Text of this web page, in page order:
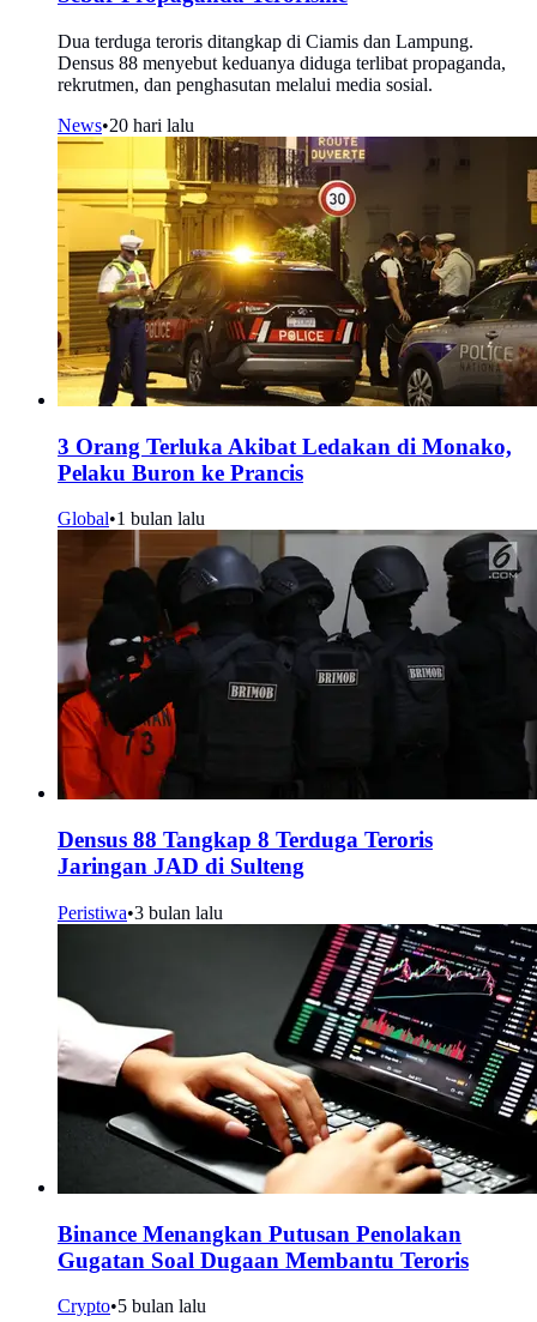
Dua terduga teroris ditangkap di Ciamis dan Lampung.
Densus 88 menyebut keduanya diduga terlibat propaganda,
rekrutmen, dan penghasutan melalui media sosial.
News•20 hari lalu
3 Orang Terluka Akibat Ledakan di Monako,
Pelaku Buron ke Prancis
Global•1 bulan lalu
Densus 88 Tangkap 8 Terduga Teroris
Jaringan JAD di Sulteng
Peristiwa•3 bulan lalu
Binance Menangkan Putusan Penolakan
Gugatan Soal Dugaan Membantu Teroris
Crypto•5 bulan lalu